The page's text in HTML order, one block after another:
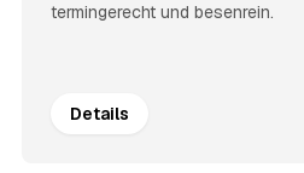
termingerecht und besenrein.
Details